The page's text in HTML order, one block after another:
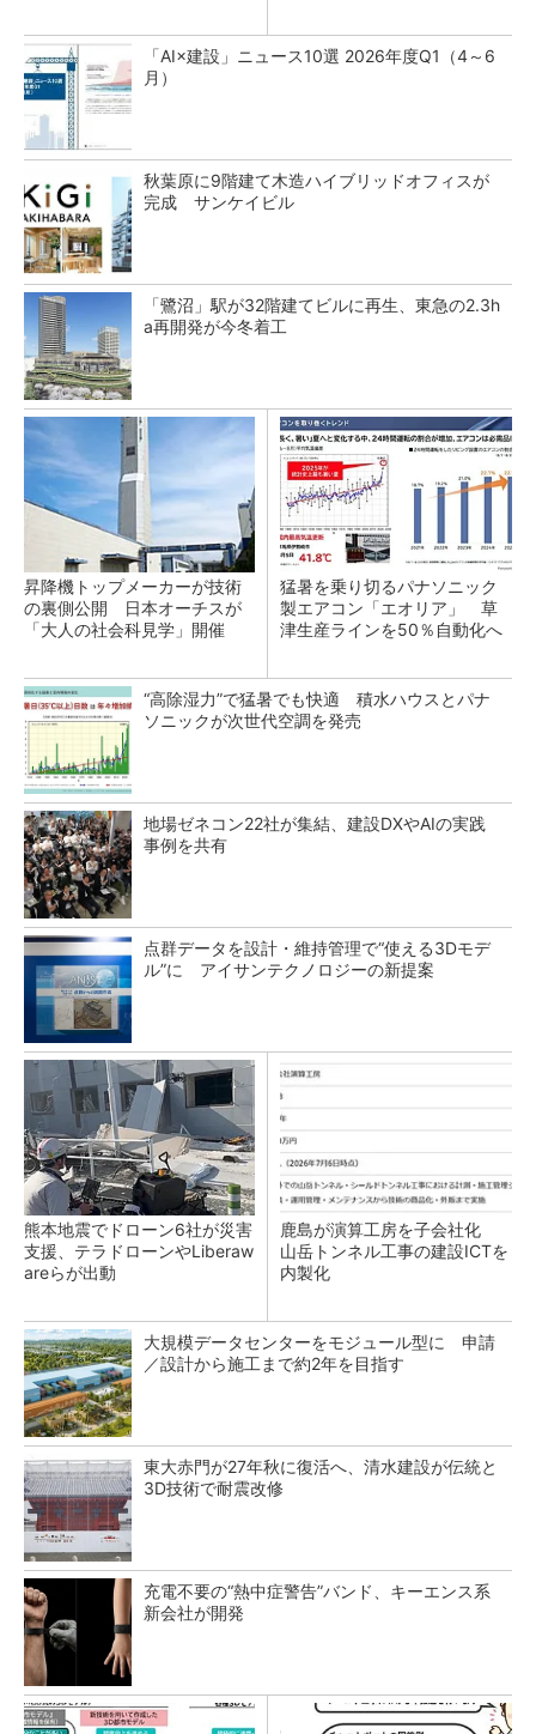
「AI×建設」ニュース10選 2026年度Q1（4～6
月）
秋葉原に9階建て木造ハイブリッドオフィスが
完成 サンケイビル
「鷺沼」駅が32階建てビルに再生、東急の2.3h
a再開発が今冬着工
昇降機トップメーカーが技術
の裏側公開 日本オーチスが
「大人の社会科見学」開催
猛暑を乗り切るパナソニック
製エアコン「エオリア」 草
津生産ラインを50％自動化へ
“高除湿力”で猛暑でも快適 積水ハウスとパナ
ソニックが次世代空調を発売
地場ゼネコン22社が集結、建設DXやAIの実践
事例を共有
点群データを設計・維持管理で“使える3Dモデ
ル”に アイサンテクノロジーの新提案
熊本地震でドローン6社が災害
支援、テラドローンやLiberaw
areらが出動
鹿島が演算工房を子会社化
山岳トンネル工事の建設ICTを
内製化
大規模データセンターをモジュール型に 申請
／設計から施工まで約2年を目指す
東大赤門が27年秋に復活へ、清水建設が伝統と
3D技術で耐震改修
充電不要の“熱中症警告”バンド、キーエンス系
新会社が開発